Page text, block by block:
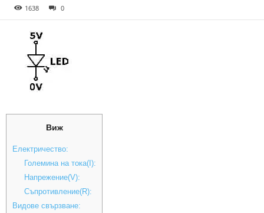
1638 0
Виж
Електричество:
Големина на тока(I):
Напрежение(V):
Съпротивление(R):
Видове свързване: